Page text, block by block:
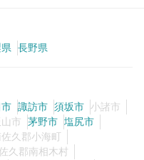
長野県
諏訪市 須坂市 小諸市
市 茅野市 塩尻市
佐久郡小海町
久郡南相木村